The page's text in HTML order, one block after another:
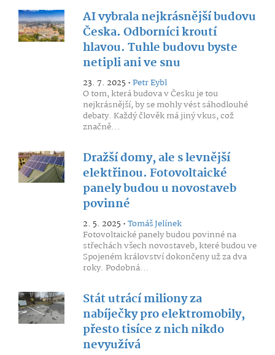
AI vybrala nejkrásnější budovu
Česka. Odborníci kroutí
hlavou. Tuhle budovu byste
netipli ani ve snu
23. 7. 2025 •Petr Eybl
O tom, která budova v Česku je tou
nejkrásnější, by se mohly vést sáhodlouhé
debaty. Každý člověk má jiný vkus, což
značně...
Dražší domy, ale s levnější
elektřinou. Fotovoltaické
panely budou u novostaveb
povinné
2. 5. 2025 •Tomáš Jelínek
Fotovoltaické panely budou povinné na
střechách všech novostaveb, které budou ve
Spojeném království dokončeny už za dva
roky. Podobná...
Stát utrácí miliony za
nabíječky pro elektromobily,
přesto tisíce z nich nikdo
nevyužívá